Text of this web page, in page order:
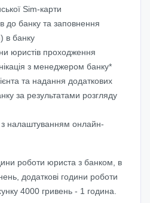
Sim-карти
до банку та заповнення
в банку
юристів проходження
з менеджером банку*
та надання додаткових
за результатами розгляду
з налаштуванням онлайн-
роботи юриста з банком, в
додаткові години роботи
4000 гривень - 1 година.